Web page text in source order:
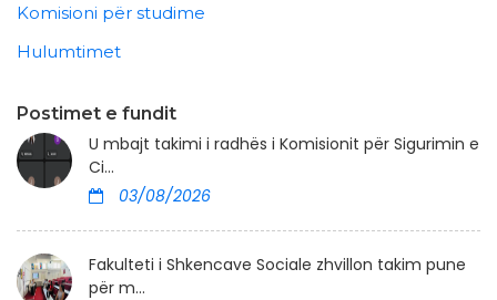
Komisioni për studime
Hulumtimet
Postimet e fundit
U mbajt takimi i radhës i Komisionit për Sigurimin e
Ci...
03/08/2026
Fakulteti i Shkencave Sociale zhvillon takim pune
për m...